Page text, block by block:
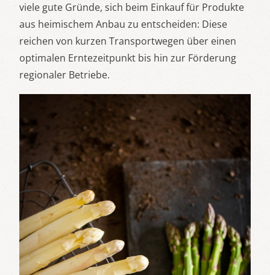
viele gute Gründe, sich beim Einkauf für Produkte
aus heimischem Anbau zu entscheiden: Diese
reichen von kurzen Transportwegen über einen
optimalen Erntezeitpunkt bis hin zur Förderung
regionaler Betriebe.